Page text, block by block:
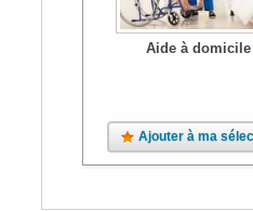
Aide à domicile
Ajouter à ma